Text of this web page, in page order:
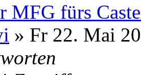
MFG fürs
» Fr 22. Mai